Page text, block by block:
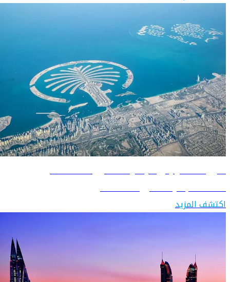
دليل السفر إلى الإمارات العربية المتحدة
اكتشف الإمارات العربية المتحدة
اكتشف المزيد